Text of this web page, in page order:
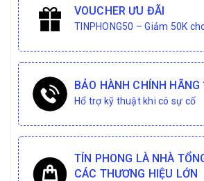
VOUCHER ƯU ĐÃI
TINPHONG50 – Giảm 50K
BẢO HÀNH CHÍNH HÃNG
Hổ trợ kỹ thuật khi có sự cố
TÍN PHONG LÀ NHÀ
CÁC THƯƠNG HIỆU LỚN